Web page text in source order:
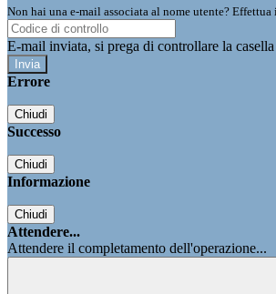
Non hai una e-mail associata al nome utente?
E-mail inviata, si prega di controllare la
Errore
Chiudi
Successo
Chiudi
Informazione
Chiudi
Attendere...
Attendere il completamento dell'operazione...